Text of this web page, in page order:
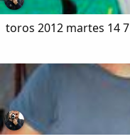
toros 2012 martes 14 7